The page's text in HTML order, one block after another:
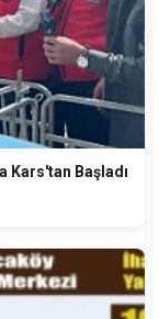
Kars'tan Başladı